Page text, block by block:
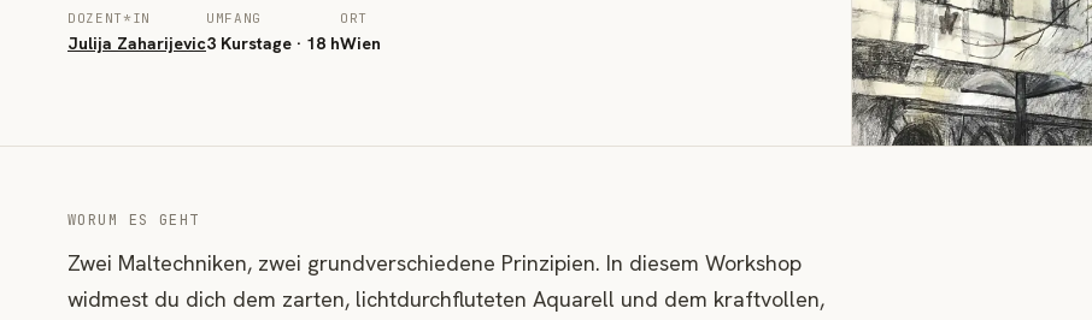
DOZENT*IN
Julija Zaharijevic
UMFANG
3 Kurstage · 18 h
ORT
Wien
WORUM ES GEHT
Zwei Maltechniken, zwei grundverschiedene Prinzipien. In diesem Workshop
widmest du dich dem zarten, lichtdurchfluteten Aquarell und dem kraftvollen,